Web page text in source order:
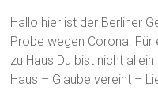
Hallo hier ist der Berliner
Probe wegen Corona. Für
zu Haus Du bist nicht
Haus – Glaube vereint –